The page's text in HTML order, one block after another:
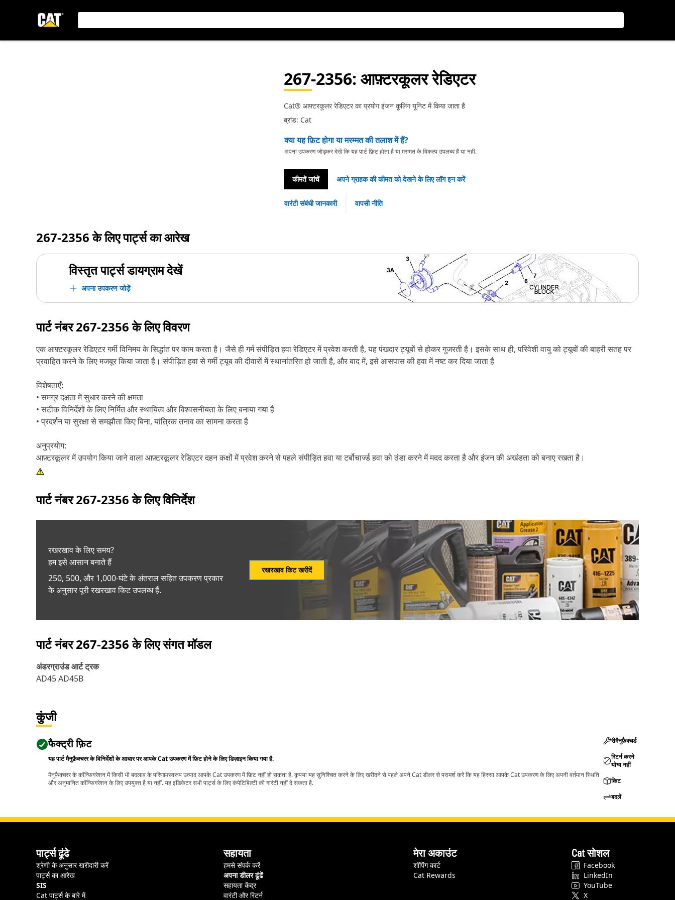
267-2356: आफ़्टरकूलर रेडिएटर
Cat® आफ़्टरकूलर रेडिएटर का प्रयोग इंजन कूलिंग यूनिट में किया जाता है
ब्रांड: Cat
क्या यह फ़िट होगा या मरम्मत की तलाश में हैं?
अपना उपकरण जोड़कर देखें कि यह पार्ट फ़िट होता है या मरम्मत के विकल्प उपलब्ध हैं या नहीं.
कीमतें जांचें अपने ग्राहक की कीमत को देखने के लिए लॉग इन करें
वारंटी संबंधी जानकारी वापसी नीति
267-2356के लिए पार्ट्स का आरेख
विस्तृत पार्ट्स डायग्राम देखें
अपना उपकरण जोड़ें
पार्ट नंबर267-2356के लिए विवरण
एक आफ़्टरकूलर रेडिएटर गर्मी विनिमय के सिद्धांत पर काम करता है। जैसे ही गर्म संपीड़ित हवा रेडिएटर में प्रवेश करती है, यह पंखदार ट्यूबों से होकर गुजरती है। इसके साथ ही, परिवेशी वायु को ट्यूबों की बाहरी सतह पर
प्रवाहित करने के लिए मजबूर किया जाता है। संपीड़ित हवा से गर्मी ट्यूब की दीवारों में स्थानांतरित हो जाती है, और बाद में, इसे आसपास की हवा में नष्ट कर दिया जाता है
विशेषताएँ:
• समग्र दक्षता में सुधार करने की क्षमता
• सटीक विनिर्देशों के लिए निर्मित और स्थायित्व और विश्वसनीयता के लिए बनाया गया है
• प्रदर्शन या सुरक्षा से समझौता किए बिना, यांत्रिक तनाव का सामना करता है
अनुप्रयोग:
आफ़्टरकूलर में उपयोग किया जाने वाला आफ़्टरकूलर रेडिएटर दहन कक्षों में प्रवेश करने से पहले संपीड़ित हवा या टर्बोचार्ज्ड हवा को ठंडा करने में मदद करता है और इंजन की अखंडता को बनाए रखता है।
पार्ट नंबर267-2356के लिए विनिर्देश
रखरखाव के लिए समय?
हम इसे आसान बनाते हैं
250, 500, और 1,000-घंटे के अंतराल सहित उपकरण प्रकार
के अनुसार पूरी रखरखाव किट उपलब्ध हैं.
रखरखाव किट खरीदें
पार्ट नंबर267-2356के लिए संगत मॉडल
अंडरग्राउंड आर्ट ट्रक
AD45 AD45B
कुंजी
फैक्ट्री फ़िट
यह पार्ट मैनुफ़ैक्चरर के विनिर्देशों के आधार पर आपके Cat उपकरण में फ़िट होने के लिए डिज़ाइन किया गया है.
मैनुफ़ैक्चरर के कॉन्फ़िगरेशन में किसी भी बदलाव के परिणामस्वरूप उत्पाद आपके Cat उपकरण में फ़िट नहीं हो सकता है. कृपया यह सुनिश्चित करने के लिए खरीदने से पहले अपने Cat डीलर से परामर्श करें कि यह हिस्सा आपके Cat उपकरण के लिए अपनी वर्तमान स्थिति
और अनुमानित कॉन्फ़िगरेशन के लिए उपयुक्त है या नहीं. यह इंडिकेटर सभी पार्ट्स के लिए कंपेटिबिल्टी की गारंटी नहीं दे सकता है.
रीमैनुफ़ैक्चर्ड
रिटर्न करने
योग्य नहीं
किट
बदलें
पार्ट्स ढूंढे
श्रेणी के अनुसार खरीदारी करें
पार्ट्स का आरेख
SIS
Cat पार्ट्स के बारे में
सहायता
हमसे संपर्क करें
अपना डीलर ढूंढें
सहायता केंद्र
वारंटी और रिटर्न
मेरा अकाउंट
शॉपिंग कार्ट
Cat Rewards
Cat सोशल
Facebook
LinkedIn
YouTube
X